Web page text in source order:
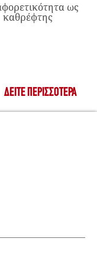
ως
καθρέφτης
ΔΕΊΤΕ ΠΕΡΙΣΣΌΤΕΡΑ